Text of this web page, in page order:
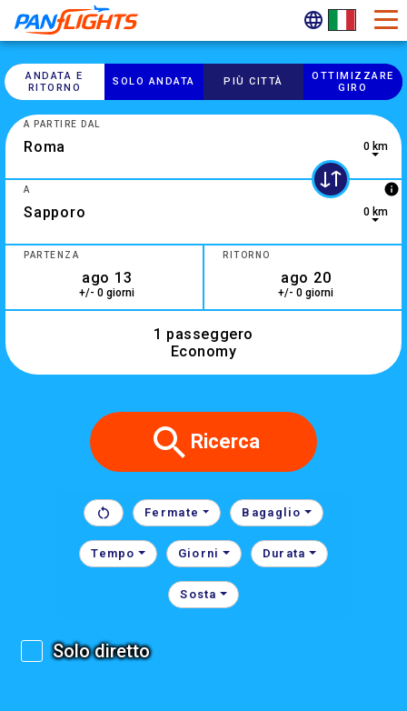
ANDATA E
RITORNO
SOLO ANDATA PIÙ CITTÀ
OTTIMIZZARE
GIRO
A PARTIRE DAL
0 km
3 results are available, use up and down arrow keys to
A info
0 km
PARTENZA
+/- 0 giorni
RITORNO
+/- 0 giorni
1 passeggero
Economy
Ricerca
Fermate Bagaglio
Tempo Giorni Durata
Sosta
Solo diretto